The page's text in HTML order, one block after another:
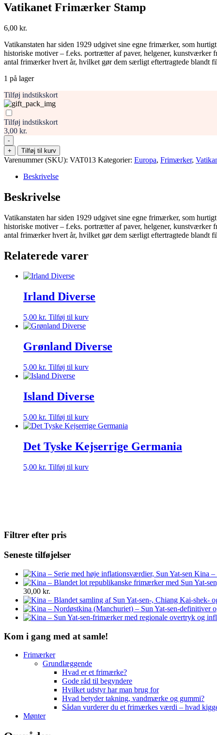
Vatikanet Frimærker Stamp
6,00 kr.
Vatikanstaten har siden 1929 udgivet sine egne frimærker, som
historiske motiver – f.eks. portrætter af paver, helgener, kunstværker
antal frimærker hvert år, hvilket gør dem særligt eftertragtede blandt
1 på lager
Tilføj indstikskort
Tilføj indstikskort
3,00 kr.
-
Vatikanet
Frimærker
antal
+ Tilføj til kurv
Varenummer (SKU): VAT013 Kategorier: Europa, Frimærker,
Beskrivelse
Beskrivelse
Vatikanstaten har siden 1929 udgivet sine egne frimærker, som
historiske motiver – f.eks. portrætter af paver, helgener, kunstværker
antal frimærker hvert år, hvilket gør dem særligt eftertragtede blandt
Relaterede varer
Irland Diverse
5,00 kr. Tilføj til kurv
Grønland Diverse
5,00 kr. Tilføj til kurv
Island Diverse
5,00 kr. Tilføj til kurv
Det Tyske Kejserrige Germania
5,00 kr. Tilføj til kurv
Filtrer efter pris
Seneste tilføjelser
Kina –
30,00 kr.
Kom i gang med at samle!
Frimærker
Grundlæggende
Hvad er et frimærke?
Gode råd til begyndere
Hvilket udstyr har man brug for
Hvad betyder takning, vandmærke og gummi?
Sådan vurderer du et frimærkes værdi – hvad
Mønter